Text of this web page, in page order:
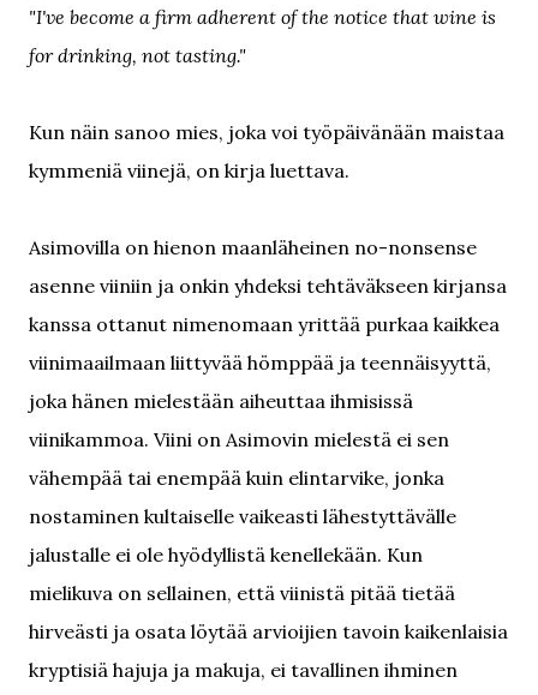
"I've become a firm adherent of the notice that wine is
for drinking, not tasting."
Kun näin sanoo mies, joka voi työpäivänään maistaa
kymmeniä viinejä, on kirja luettava.
Asimovilla on hienon maanläheinen no-nonsense
asenne viiniin ja onkin yhdeksi tehtäväkseen kirjansa
kanssa ottanut nimenomaan yrittää purkaa kaikkea
viinimaailmaan liittyvää hömppää ja teennäisyyttä,
joka hänen mielestään aiheuttaa ihmisissä
viinikammoa. Viini on Asimovin mielestä ei sen
vähempää tai enempää kuin elintarvike, jonka
nostaminen kultaiselle vaikeasti lähestyttävälle
jalustalle ei ole hyödyllistä kenellekään. Kun
mielikuva on sellainen, että viinistä pitää tietää
hirveästi ja osata löytää arvioijien tavoin kaikenlaisia
kryptisiä hajuja ja makuja, ei tavallinen ihminen